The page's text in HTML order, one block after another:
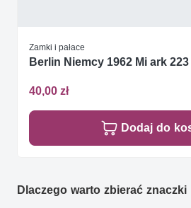
Zamki i pałace
Berlin Niemcy 1962 Mi ark
40,00 zł
Dodaj do
Dlaczego warto zbierać znaczki